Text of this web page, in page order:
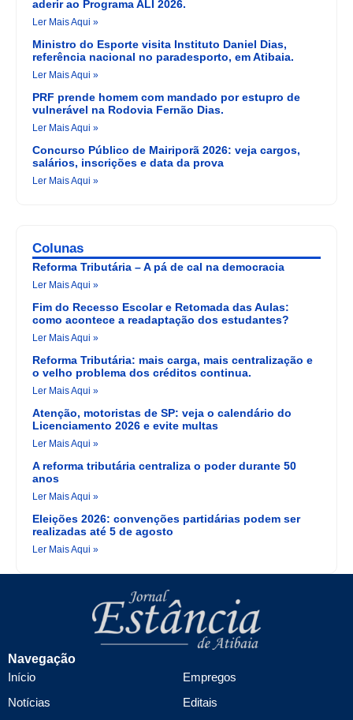
aderir ao Programa ALI 2026.
Ler Mais Aqui »
Ministro do Esporte visita Instituto Daniel Dias,
referência nacional no paradesporto, em Atibaia.
Ler Mais Aqui »
PRF prende homem com mandado por estupro de
vulnerável na Rodovia Fernão Dias.
Ler Mais Aqui »
Concurso Público de Mairiporã 2026: veja cargos,
salários, inscrições e data da prova
Ler Mais Aqui »
Colunas
Reforma Tributária – A pá de cal na democracia
Ler Mais Aqui »
Fim do Recesso Escolar e Retomada das Aulas:
como acontece a readaptação dos estudantes?
Ler Mais Aqui »
Reforma Tributária: mais carga, mais centralização e
o velho problema dos créditos continua.
Ler Mais Aqui »
Atenção, motoristas de SP: veja o calendário do
Licenciamento 2026 e evite multas
Ler Mais Aqui »
A reforma tributária centraliza o poder durante 50
anos
Ler Mais Aqui »
Eleições 2026: convenções partidárias podem ser
realizadas até 5 de agosto
Ler Mais Aqui »
Navegação
Início
Notícias
Empregos
Editais